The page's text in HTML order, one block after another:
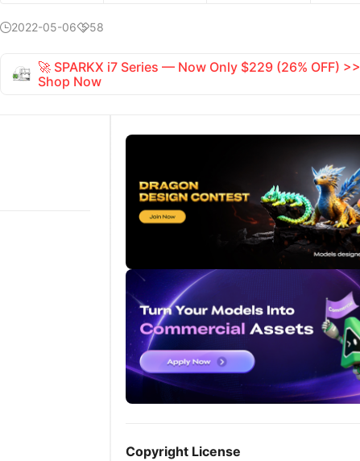
2022-05-0658
🚀 SPARKX i7 Series — Now Only $229 (26% OFF) >>
Shop Now
Copyright License